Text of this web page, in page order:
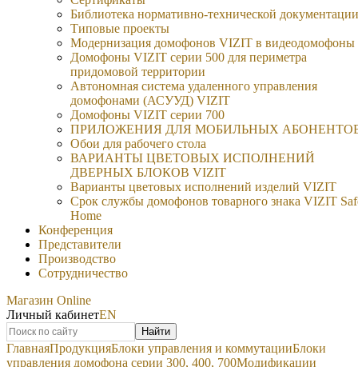
Библиотека нормативно-технической документации
Типовые проекты
Модернизация домофонов VIZIT в видеодомофоны
Домофоны VIZIT серии 500 для периметра
придомовой территории
Автономная система удаленного управления
домофонами (АСУУД) VIZIT
Домофоны VIZIT серии 700
ПРИЛОЖЕНИЯ ДЛЯ МОБИЛЬНЫХ
Обои для рабочего стола
ВАРИАНТЫ ЦВЕТОВЫХ ИСПОЛНЕНИЙ
ДВЕРНЫХ БЛОКОВ VIZIT
Варианты цветовых исполнений изделий VIZIT
Срок службы домофонов товарного знака VIZIT
Home
Конференция
Представители
Производство
Сотрудничество
Магазин Online
Личный кабинетEN
Найти
ГлавнаяПродукцияБлоки управления и коммутацииБлоки
управления домофона серии 300, 400, 700Модификации